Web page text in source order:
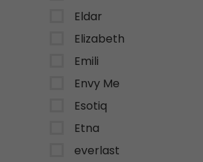
Eldar
Elizabeth
Emili
Envy Me
Esotiq
Etna
everlast